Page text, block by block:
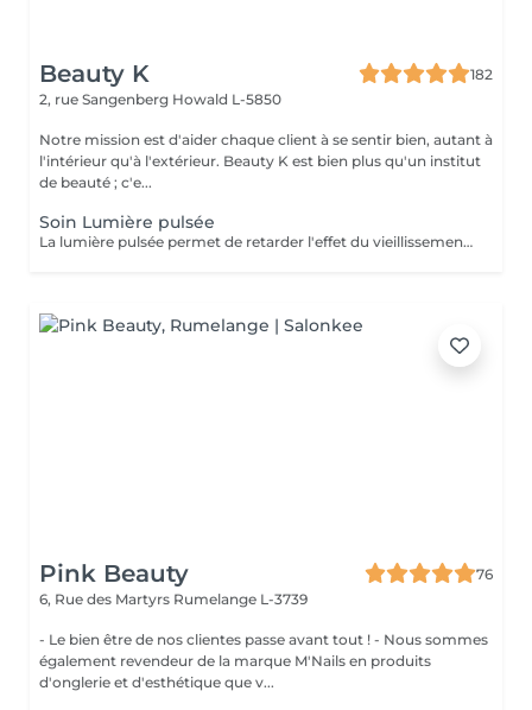
Beauty K
182
2, rue Sangenberg Howald L-5850
Notre mission est d'aider chaque client à se sentir bien, autant à
l'intérieur qu'à l'extérieur. Beauty K est bien plus qu'un institut
de beauté ; c'e...
Soin Lumière pulsée
La lumière pulsée permet de retarder l'effet du vieillissement cutané. Ce soin photo rajeunissant transforme la lumière en chaleur ce qui stimule la génération de collagène et d'élastines. ATTENTION - Ne pas être sous traitement médicamenteux photo sensibilisant au moment du traitement.
Pink Beauty
76
6, Rue des Martyrs Rumelange L-3739
- Le bien être de nos clientes passe avant tout ! - Nous sommes
également revendeur de la marque M'Nails en produits
d'onglerie et d'esthétique que v...